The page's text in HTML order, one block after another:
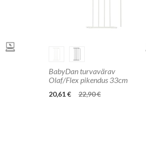
BabyDan turvavärav
Olaf/Flex pikendus 33cm
20,61 € 22,90 €